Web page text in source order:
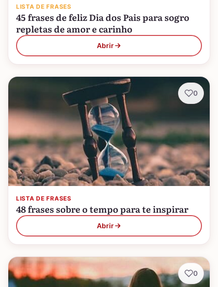
LISTA DE FRASES
45 frases de feliz Dia dos Pais para sogro
repletas de amor e carinho
Abrir
LISTA DE FRASES
48 frases sobre o tempo para te inspirar
Abrir
0
0